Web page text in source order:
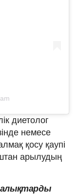
диетолог
немесе
қосу қаупі
арылудың